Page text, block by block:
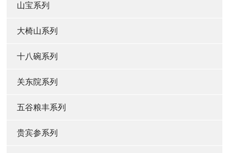
山宝系列
大椅山系列
十八碗系列
关东院系列
五谷粮丰系列
贵宾参系列